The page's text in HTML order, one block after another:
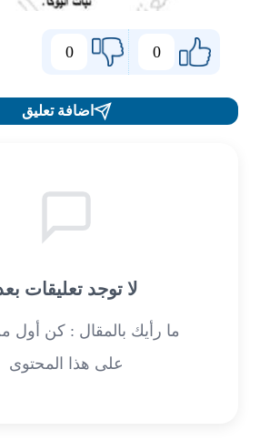
0
0
اضافة تعليق
لا توجد تعليقات
ما رأيك بالمقال : كن أول
على هذا المحتوى